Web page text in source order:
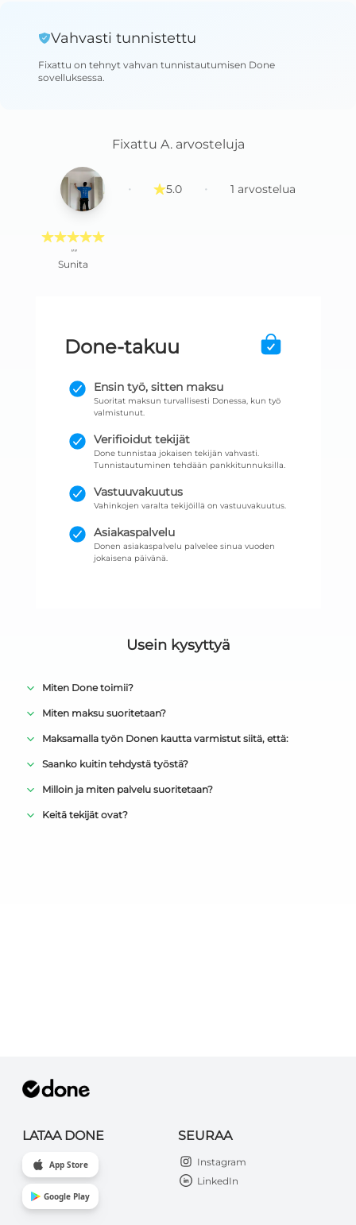
Vahvasti tunnistettu
Fixattu on tehnyt vahvan tunnistautumisen Done
sovelluksessa.
Fixattu A. arvosteluja
· 5.0 · 1 arvostelua
""
Sunita
Done-takuu
Ensin työ, sitten maksu
Suoritat maksun turvallisesti Donessa, kun työ
valmistunut.
Verifioidut tekijät
Done tunnistaa jokaisen tekijän vahvasti.
Tunnistautuminen tehdään pankkitunnuksilla.
Vastuuvakuutus
Vahinkojen varalta tekijöillä on vastuuvakuutus.
Asiakaspalvelu
Donen asiakaspalvelu palvelee sinua vuoden
jokaisena päivänä.
Usein kysyttyä
Miten Done toimii?
Miten maksu suoritetaan?
Maksamalla työn Donen kautta varmistut siitä, että:
Saanko kuitin tehdystä työstä?
Milloin ja miten palvelu suoritetaan?
Keitä tekijät ovat?
LATAA DONE
App Store
Google Play
SEURAA
Instagram
LinkedIn